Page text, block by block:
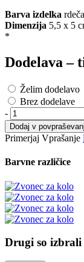
Barva izdelka rdeča
Dimenzija 5,5 x 5
*
Dodelava –
Želim dodelavo
Brez dodelave
-
Dodaj v
Primerjaj Vprašanje
Barvne različice
Drugi so